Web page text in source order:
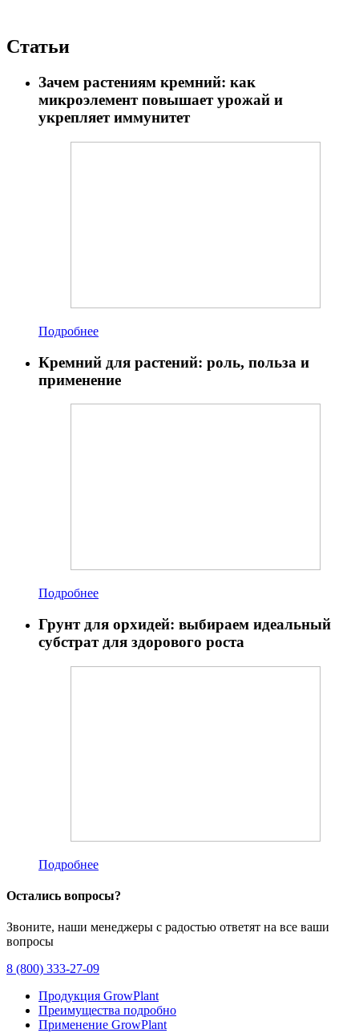
Статьи
Зачем растениям кремний: как
микроэлемент повышает урожай и
укрепляет иммунитет
Подробнее
Кремний для растений: роль, польза и
применение
Подробнее
Грунт для орхидей: выбираем идеальный
субстрат для здорового роста
Подробнее
Остались вопросы?
Звоните, наши менеджеры с радостью ответят на все ваши
вопросы
8 (800) 333-27-09
Продукция GrowPlant
Преимущества подробно
Применение GrowPlant